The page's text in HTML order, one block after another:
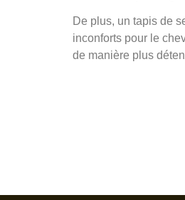
De plus, un tapis de
inconforts pour le
de manière plus